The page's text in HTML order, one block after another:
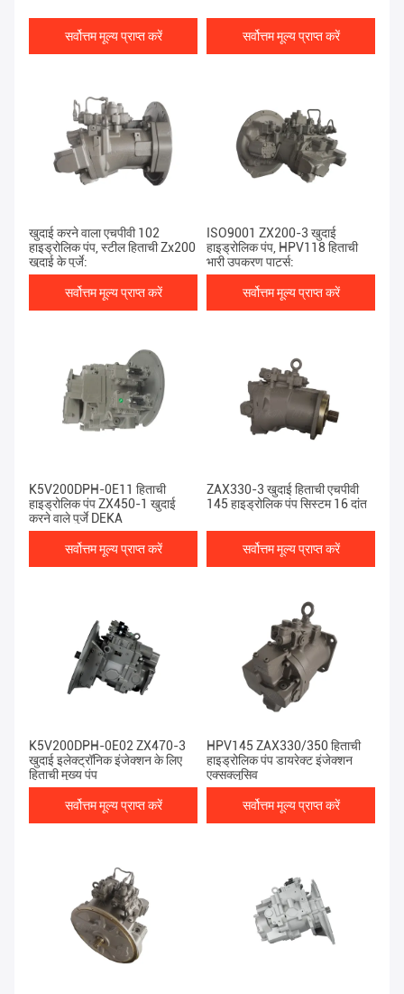
सर्वोत्तम मूल्य प्राप्त करें सर्वोत्तम मूल्य प्राप्त करें
खुदाई करने वाला एचपीवी 102
हाइड्रोलिक पंप, स्टील हिताची Zx200
खुदाई के पुर्जे:
सर्वोत्तम मूल्य प्राप्त करें
ISO9001 ZX200-3 खुदाई
हाइड्रोलिक पंप, HPV118 हिताची
भारी उपकरण पार्ट्स:
सर्वोत्तम मूल्य प्राप्त करें
K5V200DPH-0E11 हिताची
हाइड्रोलिक पंप ZX450-1 खुदाई
करने वाले पुर्जे DEKA
सर्वोत्तम मूल्य प्राप्त करें
ZAX330-3 खुदाई हिताची एचपीवी
145 हाइड्रोलिक पंप सिस्टम 16 दांत
सर्वोत्तम मूल्य प्राप्त करें
K5V200DPH-0E02 ZX470-3
खुदाई इलेक्ट्रॉनिक इंजेक्शन के लिए
हिताची मुख्य पंप
सर्वोत्तम मूल्य प्राप्त करें
HPV145 ZAX330/350 हिताची
हाइड्रोलिक पंप डायरेक्ट इंजेक्शन
एक्सक्लूसिव
सर्वोत्तम मूल्य प्राप्त करें